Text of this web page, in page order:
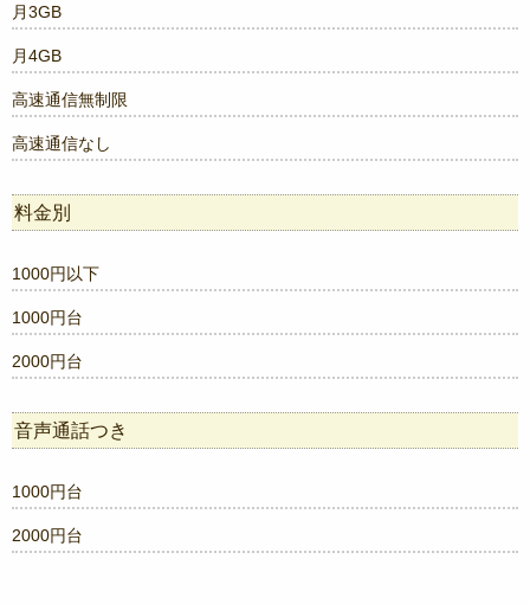
月3GB
月4GB
高速通信無制限
高速通信なし
料金別
1000円以下
1000円台
2000円台
音声通話つき
1000円台
2000円台